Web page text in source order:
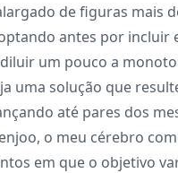
de figuras mais
antes por incluir
um pouco a
uma solução que
até pares dos
o meu cérebro
em que o objetivo